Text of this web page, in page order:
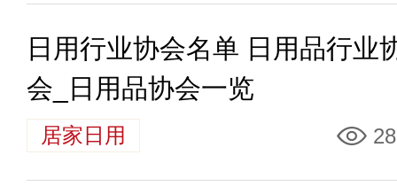
日用行业协会名单 日用品行业
会_日用品协会一览
居家日用